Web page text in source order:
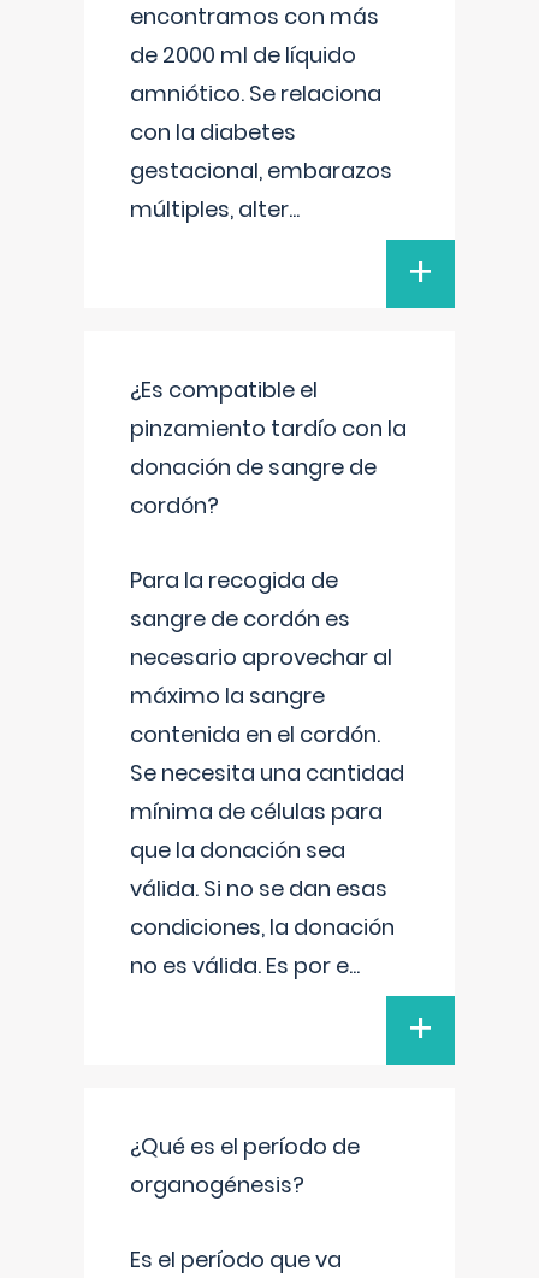
encontramos con más
de 2000 ml de líquido
amniótico. Se relaciona
con la diabetes
gestacional, embarazos
múltiples, alter...
+
¿Es compatible el
pinzamiento tardío con la
donación de sangre de
cordón?
Para la recogida de
sangre de cordón es
necesario aprovechar al
máximo la sangre
contenida en el cordón.
Se necesita una cantidad
mínima de células para
que la donación sea
válida. Si no se dan esas
condiciones, la donación
no es válida. Es por e...
+
¿Qué es el período de
organogénesis?
Es el período que va